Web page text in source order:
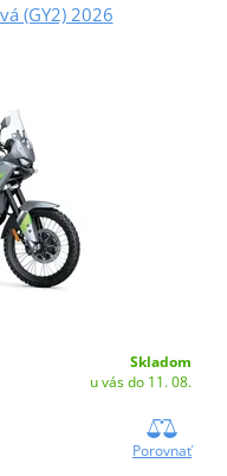
(GY2) 2026
Skladom
u vás do 11. 08.
Porovnať